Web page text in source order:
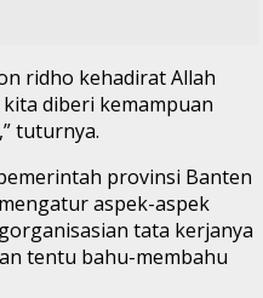
ridho kehadirat Allah
kita diberi kemampuan
tuturnya.
provinsi Banten
aspek-aspek
tata kerjanya
tentu bahu-membahu